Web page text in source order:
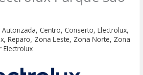
Autorizada,Centro,Conserto,Electrolux,
,Reparo, Zona Leste, Zona Norte, Zona
Electrolux